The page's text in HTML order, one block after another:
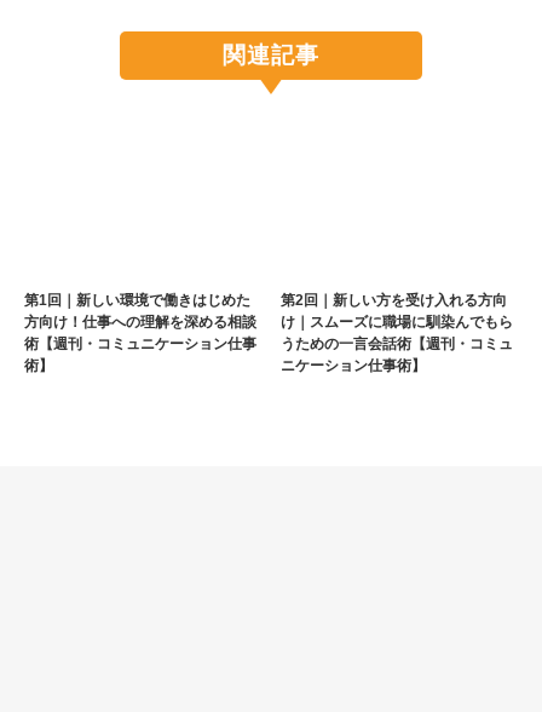
関連記事
第1回｜新しい環境で働きはじめた
方向け！仕事への理解を深める相談
術【週刊・コミュニケーション仕事
術】
第2回｜新しい方を受け入れる方向
け｜スムーズに職場に馴染んでもら
うための一言会話術【週刊・コミュ
ニケーション仕事術】